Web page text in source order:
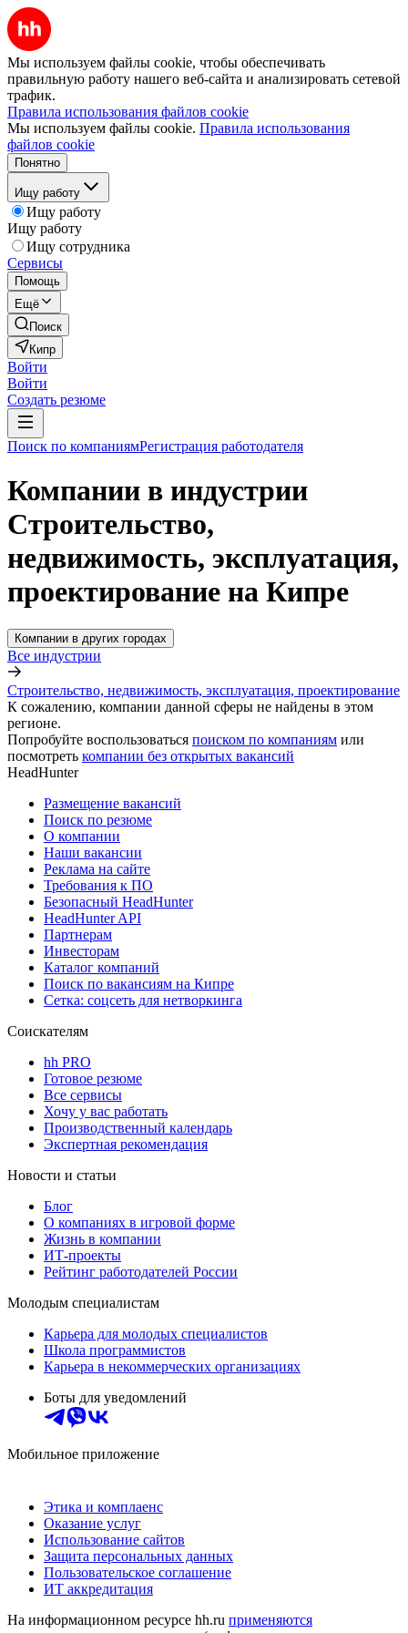
Мы используем файлы cookie, чтобы обеспечивать
правильную работу нашего веб-сайта и анализировать сетевой
трафик.
Правила использования файлов cookie
Мы используем файлы cookie. Правила использования
файлов cookie
Понятно
Ищу работу
Ищу работу
Ищу работу
Ищу сотрудника
Сервисы
Помощь
Ещё
Поиск
Кипр
Войти
Войти
Создать резюме
Поиск по компаниямРегистрация работодателя
Компании в индустрии
Строительство,
недвижимость, эксплуатация,
проектирование на Кипре
Компании в других городах
Все индустрии
Строительство, недвижимость, эксплуатация, проектирование
К сожалению, компании данной сферы не найдены в этом
регионе.
Попробуйте воспользоваться поиском по компаниям или
посмотреть компании без открытых вакансий
HeadHunter
Размещение вакансий
Поиск по резюме
О компании
Наши вакансии
Реклама на сайте
Требования к ПО
Безопасный HeadHunter
HeadHunter API
Партнерам
Инвесторам
Каталог компаний
Поиск по вакансиям на Кипре
Сетка: соцсеть для нетворкинга
Соискателям
hh PRO
Готовое резюме
Все сервисы
Хочу у вас работать
Производственный календарь
Экспертная рекомендация
Новости и статьи
Блог
О компаниях в игровой форме
Жизнь в компании
ИТ-проекты
Рейтинг работодателей России
Молодым специалистам
Карьера для молодых специалистов
Школа программистов
Карьера в некоммерческих организациях
Боты для уведомлений
Мобильное приложение
Этика и комплаенс
Оказание услуг
Использование сайтов
Защита персональных данных
Пользовательское соглашение
ИТ аккредитация
На информационном ресурсе hh.ru применяются